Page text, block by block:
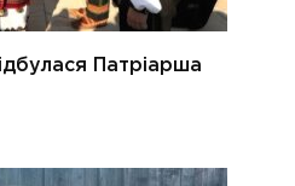
Патріарша